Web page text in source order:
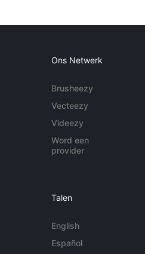
Ons Netwerk
Brusheezy
Vecteezy
Videezy
Word een
provider
Talen
English
Español